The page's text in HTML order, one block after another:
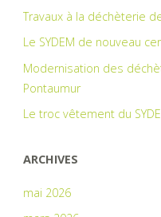
Travaux à la déchèterie
Le SYDEM de nouveau
Modernisation des
Pontaumur
Le troc vêtement du
ARCHIVES
mai 2026